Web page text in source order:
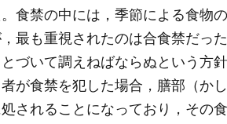
食禁の中には，季節による食物
最も重視されたのは合食禁だっ
づいて調えねばならぬという方
が食禁を犯した場合，膳部（か
処されることになっており，その